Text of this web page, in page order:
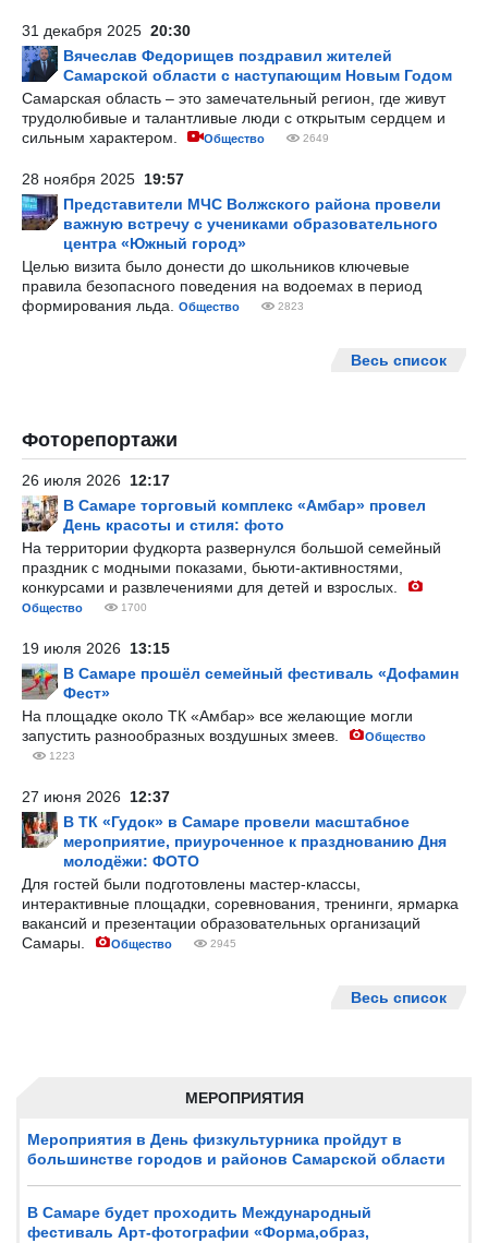
МЕРОПРИЯТИЯ
Мероприятия в День физкультурника пройдут в
большинстве городов и районов Самарской области
В Самаре будет проходить Международный
фестиваль Арт-фотографии «Форма,образ,
31 декабря 2025 20:30
Вячеслав Федорищев поздравил жителей
Самарской области с наступающим Новым Годом
Самарская область – это замечательный регион, где живут
трудолюбивые и талантливые люди с открытым сердцем и
сильным характером.
Общество 2649
28 ноября 2025 19:57
Представители МЧС Волжского района провели
важную встречу с учениками образовательного
центра «Южный город»
Целью визита было донести до школьников ключевые
правила безопасного поведения на водоемах в период
формирования льда.
Общество 2823
Весь список
Фоторепортажи
26 июля 2026 12:17
В Самаре торговый комплекс «Амбар» провел
День красоты и стиля: фото
На территории фудкорта развернулся большой семейный
праздник с модными показами, бьюти-активностями,
конкурсами и развлечениями для детей и взрослых.
Общество 1700
19 июля 2026 13:15
В Самаре прошёл семейный фестиваль «Дофамин
Фест»
На площадке около ТК «Амбар» все желающие могли
запустить разнообразных воздушных змеев.
Общество
1223
27 июня 2026 12:37
В ТК «Гудок» в Самаре провели масштабное
мероприятие, приуроченное к празднованию Дня
молодёжи: ФОТО
Для гостей были подготовлены мастер-классы,
интерактивные площадки, соревнования, тренинги, ярмарка
вакансий и презентации образовательных организаций
Самары.
Общество 2945
Весь список